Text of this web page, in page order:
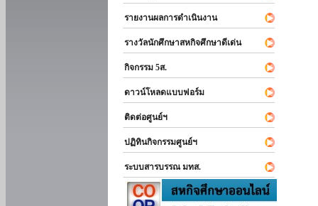
รายงานผลการดำเนินงาน
รางวัลนักศึกษาสหกิจศึกษาดีเด่น
กิจกรรม 5ส.
ดาวน์โหลดแบบฟอร์ม
ติดต่อศูนย์ฯ
ปฏิทินกิจกรรมศูนย์ฯ
ระบบสารบรรณ มทส.